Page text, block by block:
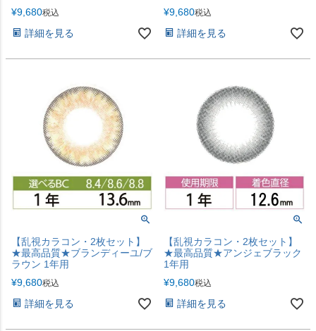
¥9,680税込
詳細を見る
¥9,680税込
詳細を見る
【乱視カラコン・2枚セット】
★最高品質★ブランディーユ/ブ
ラウン 1年用
¥9,680税込
詳細を見る
【乱視カラコン・2枚セット】
★最高品質★アンジェブラック
1年用
¥9,680税込
詳細を見る